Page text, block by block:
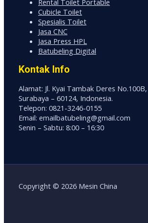
Cubicle Toilet
Spesialis Toilet
Jasa CNC
Jasa Press HPL
Batubeling Digital
Kontak Info
Alamat: Jl. Kyai Tambak Deres No.100B,
Surabaya – 60124, Indonesia.
Telepon: 0821-3246-0155
Email: emailbatubeling@gmail.com
Senin – Sabtu: 8:00 – 16:30
Copyright © 2026 Mesin China